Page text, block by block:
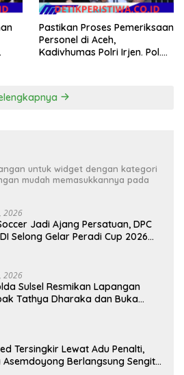
Pastikan Proses Pemeriksaan
Personel di Aceh,
Kadivhumas Polri Irjen. Pol.
untuk widget dengan kategori
mudah memasukkannya pada
2026
Jadi Ajang Persatuan, DPC
Selong Gelar Peradi Cup 2026
2026
Sulsel Resmikan Lapangan
Tathya Dharaka dan Buka
Tersingkir Lewat Adu Penalti,
Berlangsung Sengit